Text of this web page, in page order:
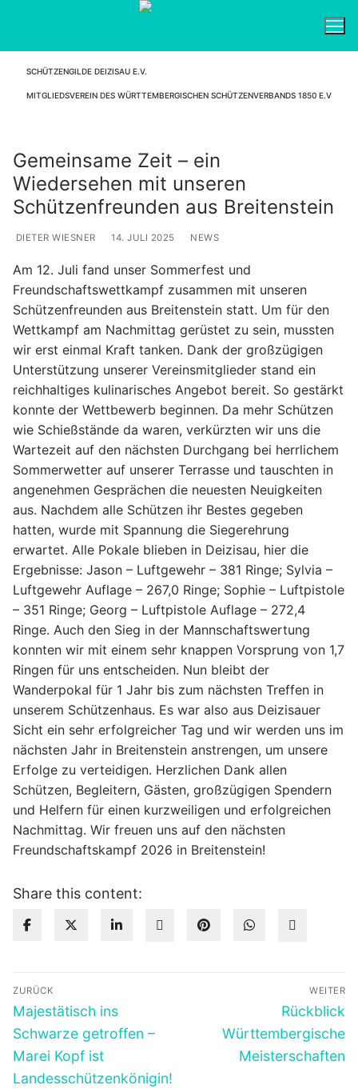
springen
Suchen nach:
SCHÜTZENGILDE DEIZISAU E.V.
MITGLIEDSVEREIN DES WÜRTTEMBERGISCHEN SCHÜTZENVERBANDS 1850 E.V
Gemeinsame Zeit – ein
Wiedersehen mit unseren
Schützenfreunden aus Breitenstein
DIETER WIESNER 14. JULI 2025 NEWS
Am 12. Juli fand unser Sommerfest und
Freundschaftswettkampf zusammen mit unseren
Schützenfreunden aus Breitenstein statt. Um für den
Wettkampf am Nachmittag gerüstet zu sein, mussten
wir erst einmal Kraft tanken. Dank der großzügigen
Unterstützung unserer Vereinsmitglieder stand ein
reichhaltiges kulinarisches Angebot bereit. So gestärkt
konnte der Wettbewerb beginnen. Da mehr Schützen
wie Schießstände da waren, verkürzten wir uns die
Wartezeit auf den nächsten Durchgang bei herrlichem
Sommerwetter auf unserer Terrasse und tauschten in
angenehmen Gesprächen die neuesten Neuigkeiten
aus. Nachdem alle Schützen ihr Bestes gegeben
hatten, wurde mit Spannung die Siegerehrung
erwartet. Alle Pokale blieben in Deizisau, hier die
Ergebnisse: Jason – Luftgewehr – 381 Ringe; Sylvia –
Luftgewehr Auflage – 267,0 Ringe; Sophie – Luftpistole
– 351 Ringe; Georg – Luftpistole Auflage – 272,4
Ringe. Auch den Sieg in der Mannschaftswertung
konnten wir mit einem sehr knappen Vorsprung von 1,7
Ringen für uns entscheiden. Nun bleibt der
Wanderpokal für 1 Jahr bis zum nächsten Treffen in
unserem Schützenhaus. Es war also aus Deizisauer
Sicht ein sehr erfolgreicher Tag und wir werden uns im
nächsten Jahr in Breitenstein anstrengen, um unsere
Erfolge zu verteidigen. Herzlichen Dank allen
Schützen, Begleitern, Gästen, großzügigen Spendern
und Helfern für einen kurzweiligen und erfolgreichen
Nachmittag. Wir freuen uns auf den nächsten
Freundschaftskampf 2026 in Breitenstein!
Share this content:
Beitragsnavigation
ZURÜCK
Vorheriger
Beitrag:
Majestätisch ins
Schwarze getroffen –
Marei Kopf ist
Landesschützenkönigin!
WEITER
Nächster
Beitrag:
Rückblick
Württembergische
Meisterschaften